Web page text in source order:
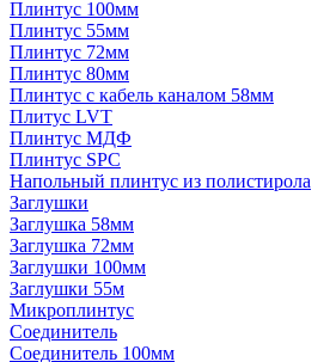
Плинтус 100мм
Плинтус 55мм
Плинтус 72мм
Плинтус 80мм
Плинтус с кабель каналом 58мм
Плитус LVT
Плинтус МДФ
Плинтус SPC
Напольный плинтус из полистирола
Заглушки
Заглушка 58мм
Заглушка 72мм
Заглушки 100мм
Заглушки 55м
Микроплинтус
Соединитель
Соединитель 100мм